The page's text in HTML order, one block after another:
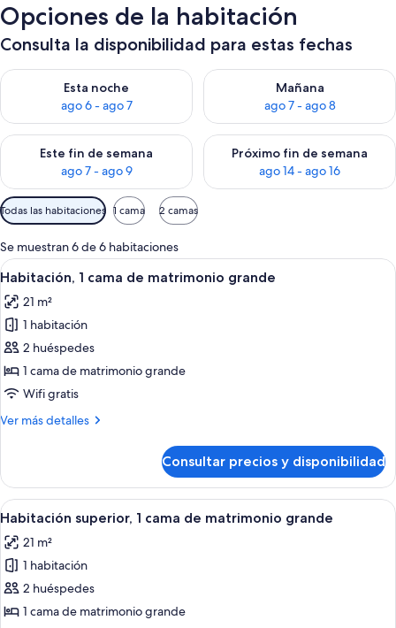
Opciones de la habitación
Consulta la disponibilidad para estas fechas
Esta noche
ago 6 - ago 7
Consulta la disponibilidad para esta noche, ago 6 - ago 7
Mañana
ago 7 - ago 8
Consulta la disponibilidad
Este fin de semana
ago 7 - ago 9
Consulta la disponibilidad para este fin de semana, ago 7 -
Próximo fin de semana
ago 14 - ago 16
Consulta la disponibilidad
Filtros
disponibles
para
las
habitaciones
Todas las habitaciones 1 cama 2 camas
Se muestran 6 de 6 habitaciones
Abrir
todas
las
fotos
de
Habitación,
1
de
Habitación de hotel con una cama
6
Habitación, 1 cama de matrimonio grande
21 m²
1 habitación
2 huéspedes
1 cama de matrimonio grande
Wifi gratis
Ver más detalles
Más
1
cama
de
grande
Consultar precios y disponibilidad
Abrir
todas
las
fotos
de
Habitación
Una habitación de hotel moderna
6
Habitación superior, 1 cama de matrimonio grande
21 m²
1 habitación
2 huéspedes
1 cama de matrimonio grande